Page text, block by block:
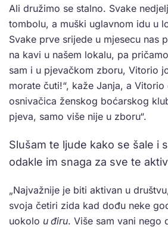
Ali družimo se stalno. Svake
tombolu, a muški uglavnom idu u
Svake prve srijede u mjesecu nas
na kavi u našem lokalu, pa
sam i u pjevačkom zboru, Vitorio
morate čuti!“, kaže Janja, a
osnivačica ženskog boćarskog
pjeva, samo više nije u zboru“.
Slušam te ljude kako se šale i
odakle im snaga za sve te
„Najvažnije je biti aktivan u
svoja četiri zida kad dođu neke
uokolo u điru. Više sam vani nego